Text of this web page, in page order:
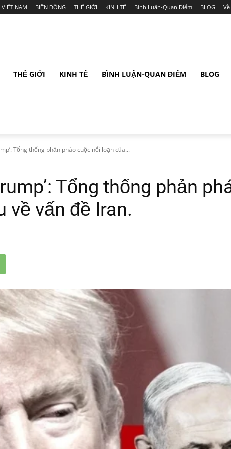
VIỆT NAM BIỂN ĐÔNG THẾ GIỚI KINH TẾ Bình Luận-Quan Điểm BLOG
THẾ GIỚI KINH TẾ BÌNH LUẬN-QUAN ĐIỂM BLOG
Tổng thống phản pháo cuộc nổi loạn của...
Tổng thống phản
về vấn đề Iran.